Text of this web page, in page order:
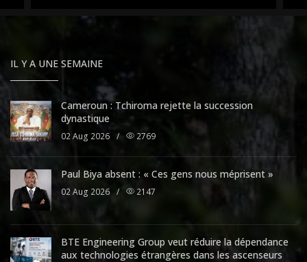
IL Y A UNE SEMAINE
Cameroun : Tchiroma rejette la succession
dynastique
02 Aug 2026 / 2769
Paul Biya absent : « Ces gens nous méprisent »
02 Aug 2026 / 2147
BTE Engineering Group veut réduire la dépendance
aux technologies étrangères dans les ascenseurs